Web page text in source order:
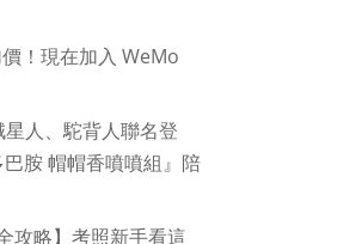
！現在加入 WeMo
人、駝背人聯名登
胺 帽帽香噴噴組』陪
攻略】考照新手看這